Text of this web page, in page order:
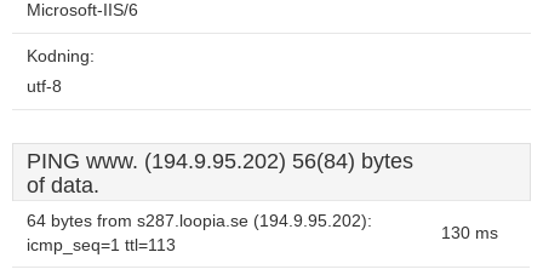
Microsoft-IIS/6
Kodning:
utf-8
PING www. (194.9.95.202) 56(84) bytes
of data.
64 bytes from s287.loopia.se (194.9.95.202):
icmp_seq=1 ttl=113
130 ms